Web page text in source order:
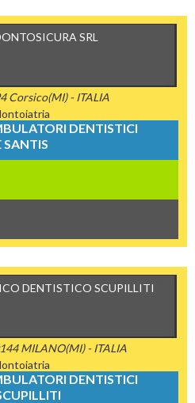
SRL
Corsico(MI) - ITALIA
DENTISTICI
SANTIS
DENTISTICO SCUPILLITI
MILANO(MI) - ITALIA
DENTISTICI